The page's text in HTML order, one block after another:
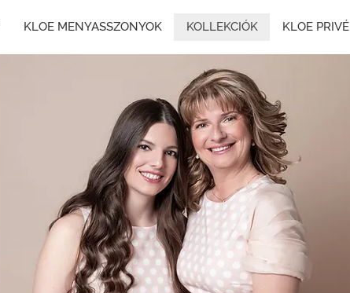
KLOE MENYASSZONYOK KOLLEKCIÓK KLOE PRIVÉ